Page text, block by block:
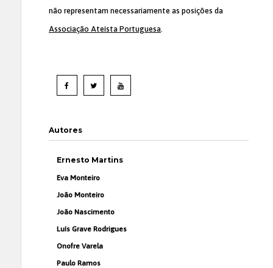
não representam necessariamente as posições da
Associação Ateísta Portuguesa.
Autores
Ernesto Martins
Eva Monteiro
João Monteiro
João Nascimento
Luís Grave Rodrigues
Onofre Varela
Paulo Ramos